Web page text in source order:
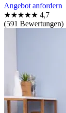
Angebot anfordern
★★★★★ 4,7
(591 Bewertungen)